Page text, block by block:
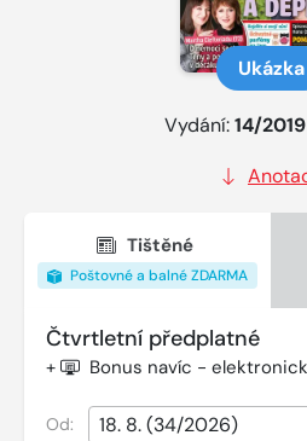
Ukázka
Vydání:14/2019
Tištěné
Poštovné a balné ZDARMA
Čtvrtletní předplatné
+ Bonus navíc -
Od: